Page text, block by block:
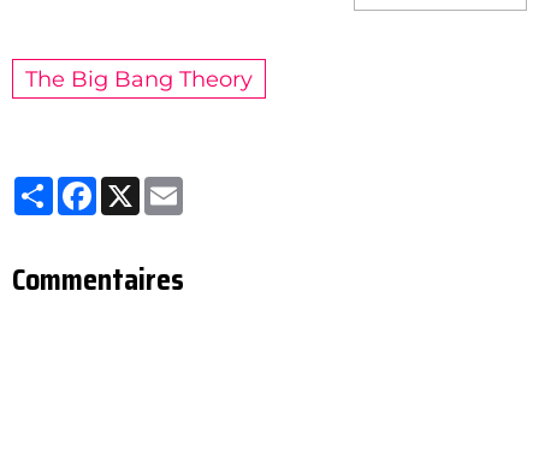
The Big Bang Theory
Partager
Facebook
X
Commentaires